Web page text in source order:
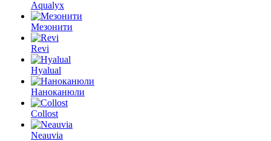
Aqualyx
Мезонити
Revi
Hyalual
Наноканюли
Collost
Neauvia